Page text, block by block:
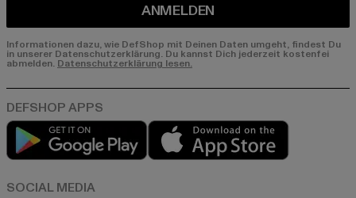
ANMELDEN
Informationen dazu, wie DefShop mit Deinen Daten umgeht, findest Du
in unserer Datenschutzerklärung. Du kannst Dich jederzeit kostenfei
abmelden. Datenschutzerklärung lesen.
Play market